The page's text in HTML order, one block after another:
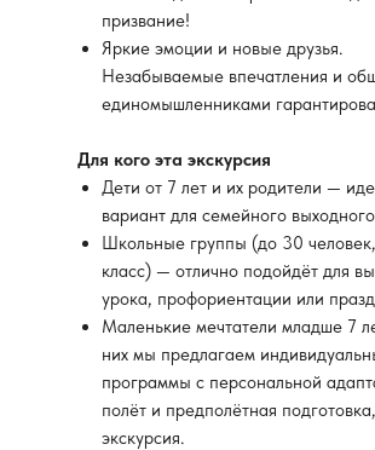
призвание!
Яркие эмоции и новые друзья.
Незабываемые впечатления и
единомышленниками
Для кого эта экскурсия
Дети от 7 лет и их родители —
вариант для семейного
Школьные группы (до 30 человек,
класс) — отлично подойдёт для
урока, профориентации или
Маленькие мечтатели младше 7
них мы предлагаем
программы с персональной
полёт и предполётная
экскурсия.